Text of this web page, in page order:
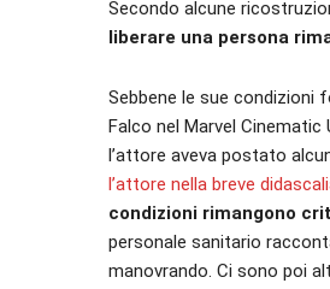
Secondo alcune
liberare una persona
Sebbene le sue condizioni
Falco nel Marvel
l’attore aveva postato
l’attore nella breve
condizioni rimangono
personale sanitario
manovrando. Ci sono poi